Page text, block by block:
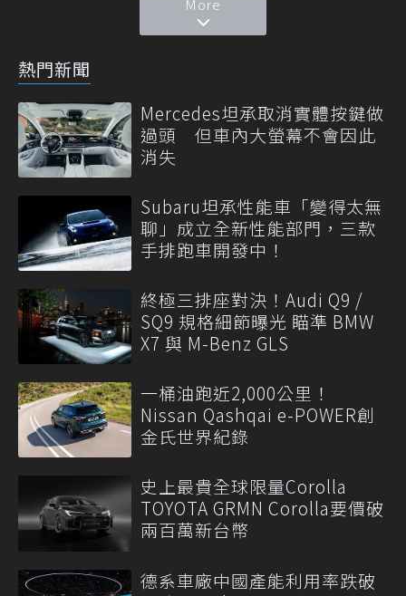
熱門新聞
Mercedes坦承取消實體按鍵做
過頭 但車內大螢幕不會因此
消失
Subaru坦承性能車「變得太無
聊」成立全新性能部門，三款
手排跑車開發中！
終極三排座對決！Audi Q9 /
SQ9 規格細節曝光 瞄準 BMW
X7 與 M-Benz GLS
一桶油跑近2,000公里！
Nissan Qashqai e-POWER創
金氏世界紀錄
史上最貴全球限量Corolla
TOYOTA GRMN Corolla要價破
兩百萬新台幣
德系車廠中國產能利用率跌破